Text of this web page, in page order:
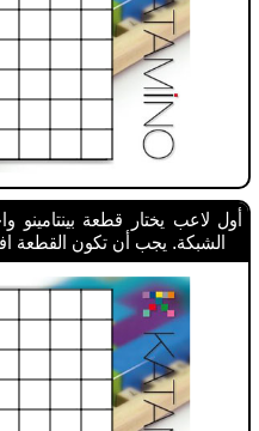
أول لاعب يختار قطعة
الشبكة. يجب أن تكون القطعة